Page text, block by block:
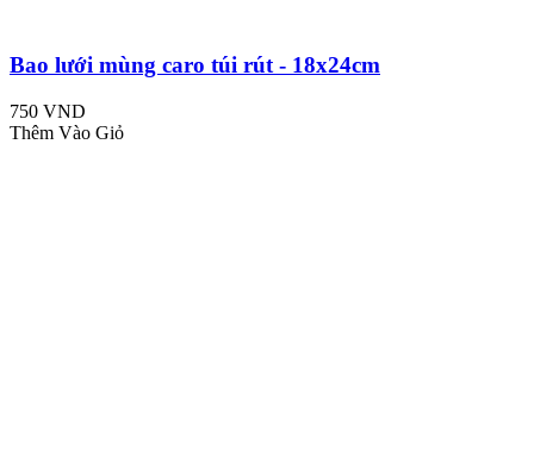
Bao lưới mùng caro túi rút - 18x24cm
750 VND
Thêm Vào Giỏ